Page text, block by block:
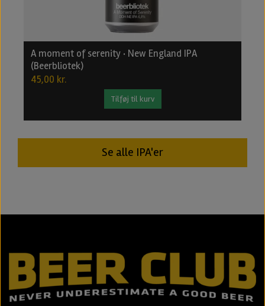
A moment of serenity · New England IPA
(Beerbliotek)
45,00 kr.
Tilføj til kurv
Se alle IPA'er